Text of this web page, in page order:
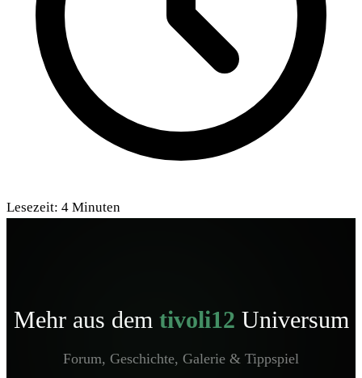
Lesezeit: 4 Minuten
Mehr aus dem tivoli12 Universum
Forum, Geschichte, Galerie & Tippspiel